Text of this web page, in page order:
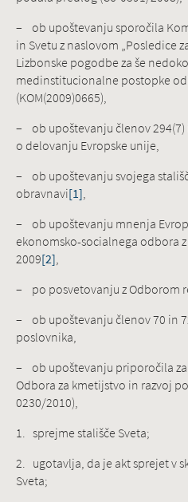
– ob upoštevanju sporočila
in Svetu z naslovom „Posledice
Lizbonske pogodbe za še
medinstitucionalne postopke
(KOM(2009)0665),
– ob upoštevanju členov 294(7)
o delovanju Evropske unije,
– ob upoštevanju svojega
obravnavi[1],
– ob upoštevanju mnenja
ekonomsko-socialnega odbora
2009[2],
– po posvetovanju z Odborom
– ob upoštevanju členov 70 in
poslovnika,
– ob upoštevanju priporočila
Odbora za kmetijstvo in razvoj
0230/2010),
1. sprejme stališče Sveta;
2. ugotavlja, da je akt sprejet v
Sveta;